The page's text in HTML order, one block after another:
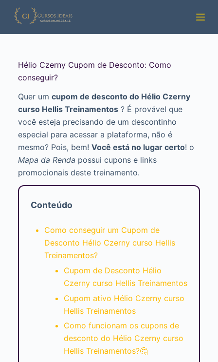
Pular
para
Hélio Czerny Cupom de Desconto: Como
conseguir?
Quer um cupom de desconto do Hélio Czerny
curso Hellis Treinamentos? É provável que
você esteja precisando de um descontinho
especial para acessar a plataforma, não é
mesmo? Pois, bem! Você está no lugar certo! o
Mapa da Renda possui cupons e links
promocionais deste treinamento.
Conteúdo
Como conseguir um Cupom de
Desconto Hélio Czerny curso Hellis
Treinamentos?
Cupom de Desconto Hélio
Czerny curso Hellis Treinamentos
Cupom ativo Hélio Czerny curso
Hellis Treinamentos
Como funcionam os cupons de
desconto do Hélio Czerny curso
Hellis Treinamentos?🤔